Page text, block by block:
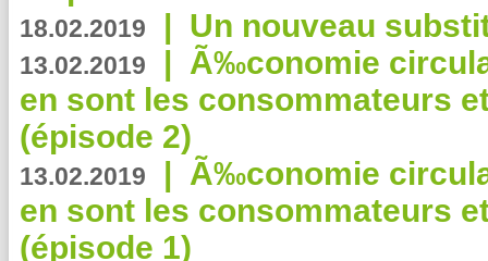
18.02.2019 | Un nouveau
13.02.2019 | Ã‰conomie
en sont les consommateurs
(épisode 2)
13.02.2019 | Ã‰conomie
en sont les consommateurs
(épisode 1)